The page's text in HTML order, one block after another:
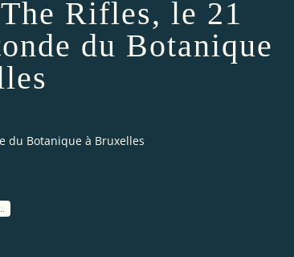
Rifles, le 21
du Botanique
du Botanique à Bruxelles